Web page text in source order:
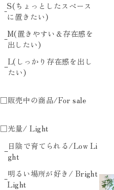
S(ちょっとしたスペース
に置きたい)
M(置きやすい＆存在感を
出したい)
L(しっかり存在感を出し
たい)
□販売中の商品/For sale
□光量/ Light
日陰で育てられる/Low Li
ght
明るい場所が好き/ Bright
Light